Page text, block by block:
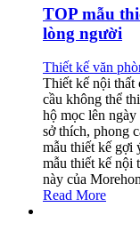
TOP mẫu
lòng người
Thiết kế văn
Thiết kế nội thất
cầu không thể
hộ mọc lên
sở thích, phong
mẫu thiết kế gợi
mẫu thiết kế nội
này của
Read More